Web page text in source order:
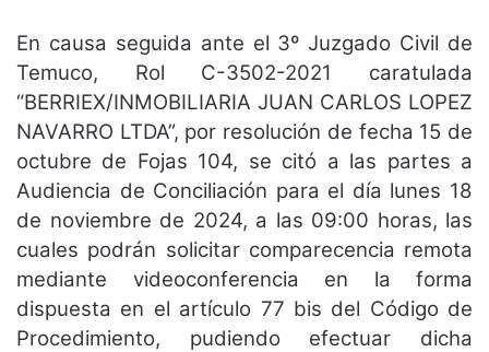
En causa seguida ante el 3º Juzgado Civil de
Temuco, Rol C-3502-2021 caratulada
“BERRIEX/INMOBILIARIA JUAN CARLOS LOPEZ
NAVARRO LTDA”, por resolución de fecha 15 de
octubre de Fojas 104, se citó a las partes a
Audiencia de Conciliación para el día lunes 18
de noviembre de 2024, a las 09:00 horas, las
cuales podrán solicitar comparecencia remota
mediante videoconferencia en la forma
dispuesta en el artículo 77 bis del Código de
Procedimiento, pudiendo efectuar dicha